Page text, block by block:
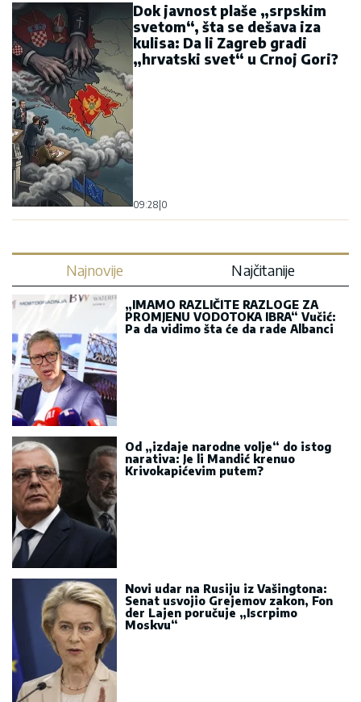
Dok javnost plaše „srpskim
svetom“, šta se dešava iza
kulisa: Da li Zagreb gradi
„hrvatski svet“ u Crnoj Gori?
09:28|0
Najnovije Najčitanije
„IMAMO RAZLIČITE RAZLOGE ZA
PROMJENU VODOTOKA IBRA“ Vučić:
Pa da vidimo šta će da rade Albanci
Od „izdaje narodne volje“ do istog
narativa: Je li Mandić krenuo
Krivokapićevim putem?
Novi udar na Rusiju iz Vašingtona:
Senat usvojio Grejemov zakon, Fon
der Lajen poručuje „Iscrpimo
Moskvu“